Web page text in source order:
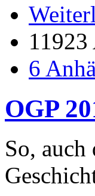
6
OGP
So, auch